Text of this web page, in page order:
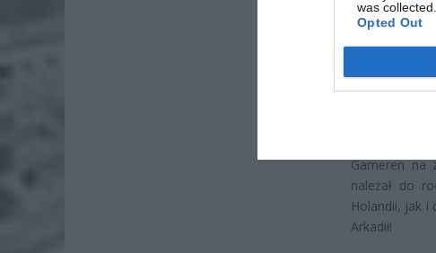
was collected.
Opted Out
Co
Wspaniałą
Dalej
Gameren na
należał do
Holandii, jak i
Arkadii!